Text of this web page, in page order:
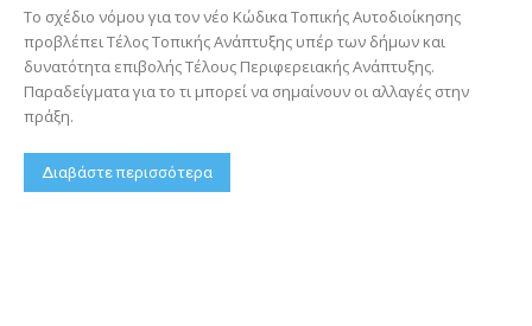
Το σχέδιο νόμου για τον νέο Κώδικα Τοπικής Αυτοδιοίκησης
προβλέπει Τέλος Τοπικής Ανάπτυξης υπέρ των δήμων και
δυνατότητα επιβολής Τέλους Περιφερειακής Ανάπτυξης.
Παραδείγματα για το τι μπορεί να σημαίνουν οι αλλαγές στην
πράξη.
Διαβάστε περισσότερα